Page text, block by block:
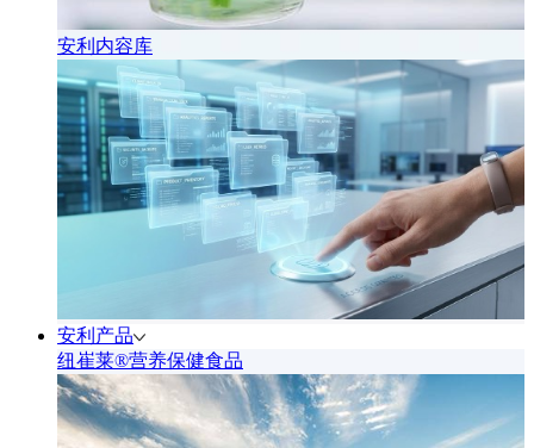
安利内容库
安利产品
纽崔莱®营养保健食品